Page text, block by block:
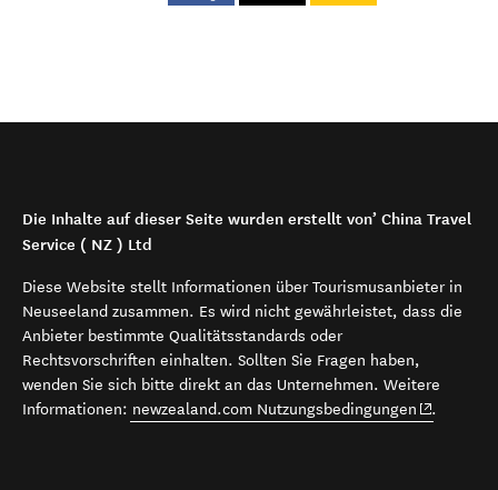
Die Inhalte auf dieser Seite wurden erstellt von’ China Travel
Service ( NZ ) Ltd
Diese Website stellt Informationen über Tourismusanbieter in
Neuseeland zusammen. Es wird nicht gewährleistet, dass die
Anbieter bestimmte Qualitätsstandards oder
Rechtsvorschriften einhalten. Sollten Sie Fragen haben,
wenden Sie sich bitte direkt an das Unternehmen. Weitere
Informationen: newzealand.com Nutzungsbedingungen (opens in
.